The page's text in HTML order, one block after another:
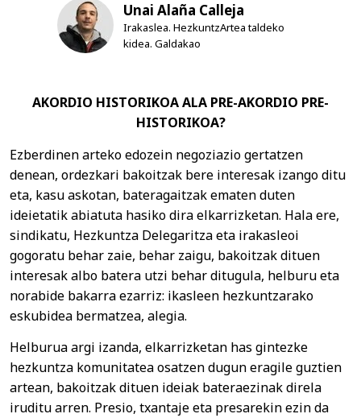
Unai Alaña Calleja
Irakaslea. HezkuntzArtea taldeko
kidea. Galdakao
AKORDIO HISTORIKOA ALA PRE-AKORDIO PRE-
HISTORIKOA?
Ezberdinen arteko edozein negoziazio gertatzen
denean, ordezkari bakoitzak bere interesak izango ditu
eta, kasu askotan, bateragaitzak ematen duten
ideietatik abiatuta hasiko dira elkarrizketan. Hala ere,
sindikatu, Hezkuntza Delegaritza eta irakasleoi
gogoratu behar zaie, behar zaigu, bakoitzak dituen
interesak albo batera utzi behar ditugula, helburu eta
norabide bakarra ezarriz: ikasleen hezkuntzarako
eskubidea bermatzea, alegia.
Helburua argi izanda, elkarrizketan has gintezke
hezkuntza komunitatea osatzen dugun eragile guztien
artean, bakoitzak dituen ideiak bateraezinak direla
iruditu arren. Presio, txantaje eta presarekin ezin da